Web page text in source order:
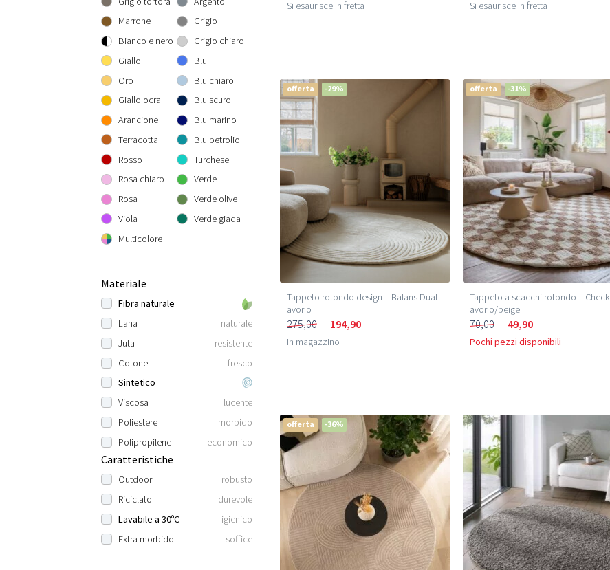
Rotondo 300 cm
300x300 cm
160x230 cm
200x290 cm
240x340 cm
Marrone
Bianco e nero
Giallo
Oro
Giallo ocra
Arancione
Terracotta
Rosso
Rosa chiaro
Rosa
Viola
Multicolore
Grigio
Grigio chiaro
Blu
Blu chiaro
Blu scuro
Blu marino
Blu petrolio
Turchese
Verde
Verde olive
Verde giada
Materiale
Fibra naturale
Lana
naturale
Juta
resistente
Cotone
fresco
Sintetico
Viscosa
lucente
Poliestere
morbido
Polipropilene
economico
Caratteristiche
Outdoor
robusto
Riciclato
durevole
Lavabile a 30ºC
igienico
Extra morbido
soffice
Si esaurisce in fretta Si esaurisce in fretta
offerta -29%
Tappeto rotondo design – Balans Dual
avorio
275,00 194,90
In magazzino
offerta -31%
Tappeto a scacchi rotondo – Check
avorio/beige
70,00 49,90
Pochi pezzi disponibili
offerta -36%